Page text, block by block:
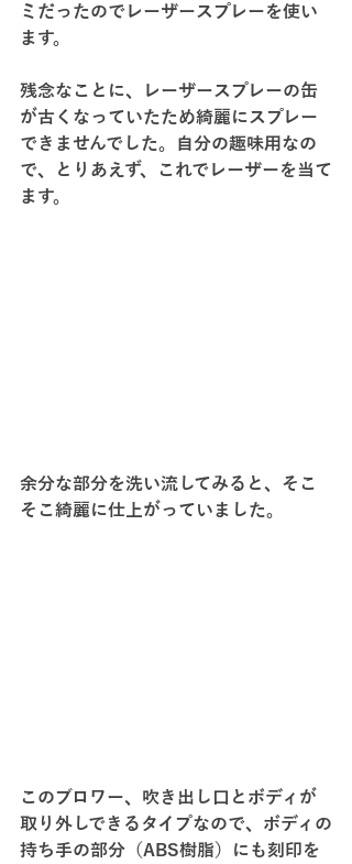
ミだったのでレーザースプレーを使い
ます。
残念なことに、レーザースプレーの缶
が古くなっていたため綺麗にスプレー
できませんでした。自分の趣味用なの
で、とりあえず、これでレーザーを当て
ます。
余分な部分を洗い流してみると、そこ
そこ綺麗に仕上がっていました。
このブロワー、吹き出し口とボディが
取り外しできるタイプなので、ボディの
持ち手の部分（ABS樹脂）にも刻印を